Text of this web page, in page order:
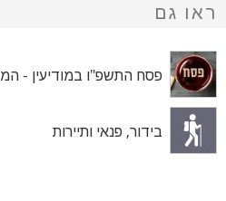
ראו גם
פסח התשפ"ו במודיעין -
בידור, פנאי ותיירות